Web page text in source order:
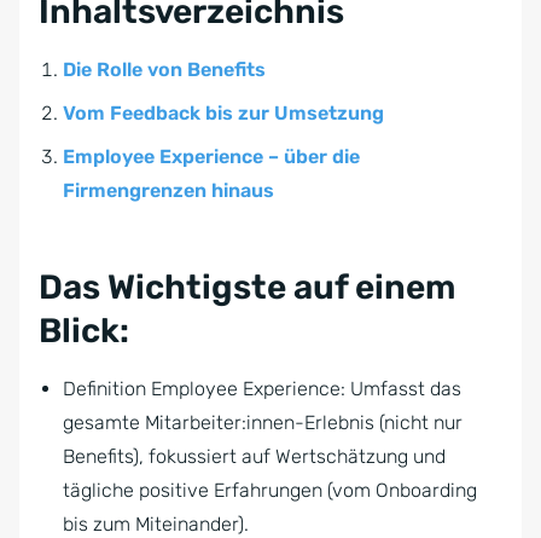
Inhaltsverzeichnis
Die Rolle von Benefits
Vom Feedback bis zur Umsetzung
Employee Experience – über die
Firmengrenzen hinaus
Das Wichtigste auf einem
Blick:
Definition Employee Experience: Umfasst das
gesamte Mitarbeiter:innen-Erlebnis (nicht nur
Benefits), fokussiert auf Wertschätzung und
tägliche positive Erfahrungen (vom Onboarding
bis zum Miteinander).